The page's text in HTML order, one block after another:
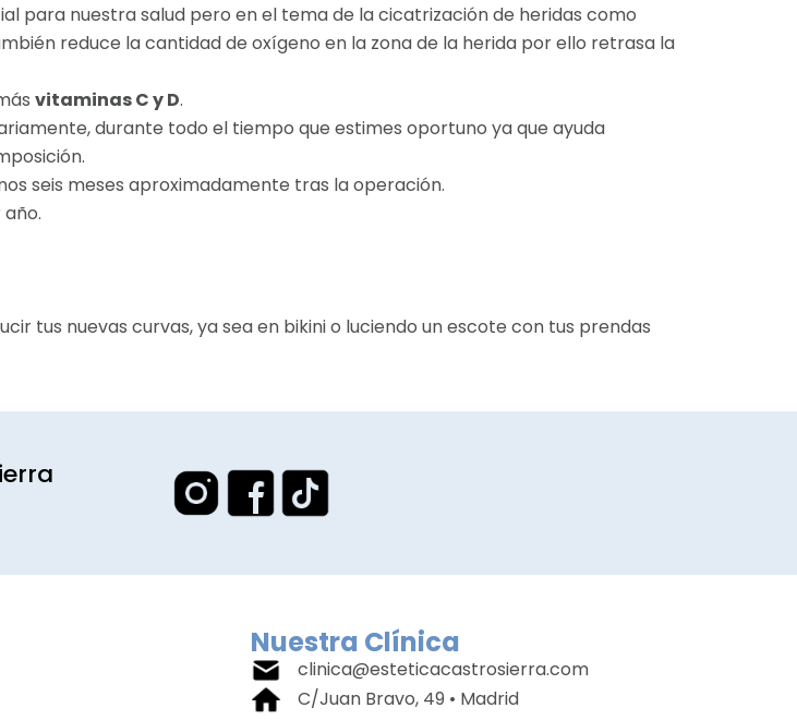
para nuestra salud pero en el tema de la cicatrización de heridas como
reduce la cantidad de oxígeno en la zona de la herida por ello retrasa la
vitaminas C y D.
durante todo el tiempo que estimes oportuno ya que ayuda
seis meses aproximadamente tras la operación.
tus nuevas curvas, ya sea en bikini o luciendo un escote con tus prendas
Nuestra Clínica
clinica@esteticacastrosierra.com
C/Juan Bravo, 49 • Madrid